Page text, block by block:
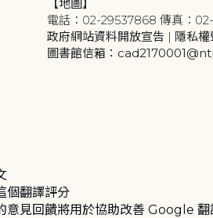
【地圖】
電話：02-29537868 傳真：
政府網站資料開放宣告 | 隱私權
圖書館信箱：
個翻譯評分
意見回饋將用於協助改善 Google 翻